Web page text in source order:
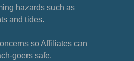
hazards such as
and tides.
so Affiliates can
goers safe.